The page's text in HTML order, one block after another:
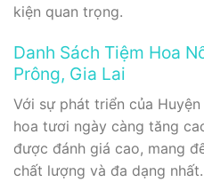
kiện quan trọng.
Danh Sách Tiệm Hoa
Prông, Gia Lai
Với sự phát triển của
hoa tươi ngày càng tăng
được đánh giá cao, mang
chất lượng và đa dạng nhất.